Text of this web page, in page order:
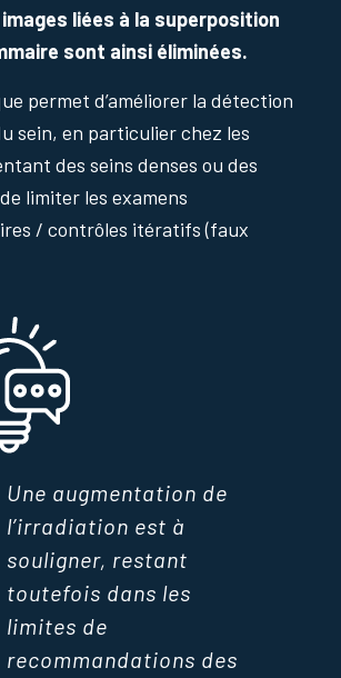
liées à la superposition
sont ainsi éliminées.
permet d’améliorer la détection
sein, en particulier chez les
des seins denses ou des
limiter les examens
/ contrôles itératifs (faux
Une augmentation de
l’irradiation est à
souligner, restant
toutefois dans les
limites de
recommandations des